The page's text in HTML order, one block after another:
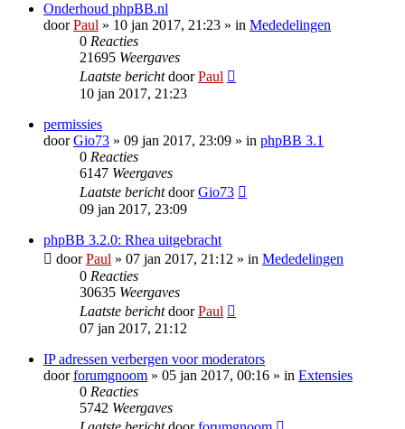
Onderhoud phpBB.nl
doorPaul » 10 jan 2017, 21:23 » in Mededelingen
0 Reacties
21695 Weergaves
Laatste berichtdoorPaul
10 jan 2017, 21:23
permissies
doorGio73 » 09 jan 2017, 23:09 » in phpBB 3.1
0 Reacties
6147 Weergaves
Laatste berichtdoorGio73
09 jan 2017, 23:09
phpBB 3.2.0: Rhea uitgebracht
doorPaul » 07 jan 2017, 21:12 » in Mededelingen
0 Reacties
30635 Weergaves
Laatste berichtdoorPaul
07 jan 2017, 21:12
IP adressen verbergen voor moderators
doorforumgnoom » 05 jan 2017, 00:16 » in Extensies
0 Reacties
5742 Weergaves